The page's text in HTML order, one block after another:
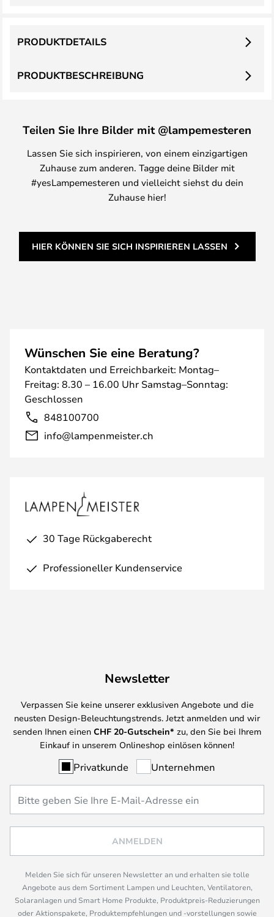
PRODUKTBESCHREIBUNG
PRODUKTDETAILS
Teilen Sie Ihre Bilder mit @lampemesteren
Lassen Sie sich inspirieren, von einem einzigartigen
Zuhause zum anderen. Tagge deine Bilder mit
#yesLampemesteren und vielleicht siehst du dein
Zuhause hier!
HIER KÖNNEN SIE SICH INSPIRIEREN LASSEN
Wünschen Sie eine Beratung?
Kontaktdaten und Erreichbarkeit: Montag–
Freitag: 8.30 – 16.00 Uhr Samstag–Sonntag:
Geschlossen
848100700
info@lampenmeister.ch
30 Tage Rückgaberecht
Professioneller Kundenservice
Newsletter
Verpassen Sie keine unserer exklusiven Angebote und die
neusten Design-Beleuchtungstrends. Jetzt anmelden und wir
senden Ihnen einen CHF 20-Gutschein* zu, den Sie bei Ihrem
Einkauf in unserem Onlineshop einlösen können!
Privatkunde Unternehmen
ANMELDEN
Melden Sie sich für unseren Newsletter an und erhalten sie tolle
Angebote aus dem Sortiment Lampen und Leuchten, Ventilatoren,
Solaranlagen und Smart Home Produkte, Produktpreis-Reduzierungen
oder Aktionspakete, Produktempfehlungen und -vorstellungen sowie